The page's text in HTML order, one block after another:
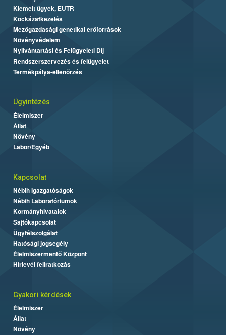
Kiemelt ügyek, EUTR
Kockázatkezelés
Mezőgazdasági genetikai erőforrások
Növényvédelem
Nyilvántartási és Felügyeleti Díj
Rendszerszervezés és felügyelet
Termékpálya-ellenőrzés
Ügyintézés
Élelmiszer
Állat
Növény
Labor/Egyéb
Kapcsolat
Nébih Igazgatóságok
Nébih Laboratóriumok
Kormányhivatalok
Sajtókapcsolat
Ügyfélszolgálat
Hatósági jogsegély
Élelmiszermentő Központ
Hírlevél feliratkozás
Gyakori kérdések
Élelmiszer
Állat
Növény